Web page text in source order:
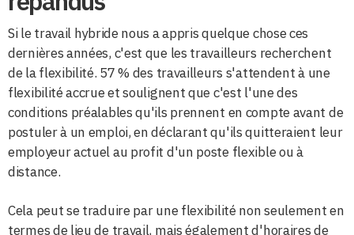
Si le travail hybride nous a appris quelque chose ces
dernières années, c'est que les travailleurs recherchent
de la flexibilité. 57 % des travailleurs s'attendent à une
flexibilité accrue et soulignent que c'est l'une des
conditions préalables qu'ils prennent en compte avant de
postuler à un emploi, en déclarant qu'ils quitteraient leur
employeur actuel au profit d'un poste flexible ou à
distance.
Cela peut se traduire par une flexibilité non seulement en
termes de lieu de travail, mais également d'horaires de